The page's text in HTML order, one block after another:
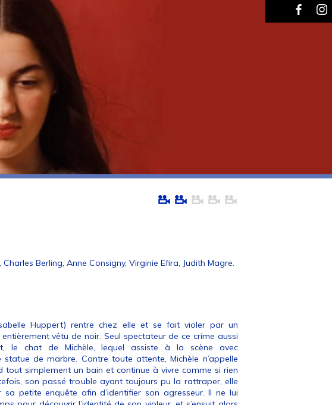
Berling, Anne Consigny, Virginie Efira, Judith Magre.
Huppert) rentre chez elle et se fait violer par un
vêtu de noir. Seul spectateur de ce crime aussi
le chat de Michèle, lequel assiste à la scène avec
statue de marbre. Contre toute attente, Michèle n’appelle
tout simplement un bain et continue à vivre comme si rien
son passé trouble ayant toujours pu la rattraper, elle
petite enquête afin d’identifier son agresseur. Il ne lui